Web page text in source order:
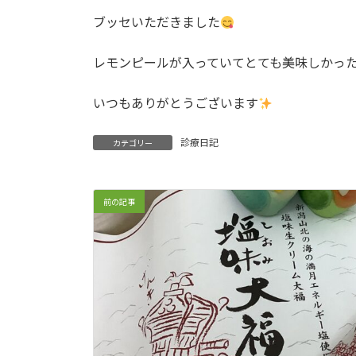
ブッセいただきました
レモンピールが入っていてとても美味しかっ
いつもありがとうございます
カテゴリー 診療日記
前の記事